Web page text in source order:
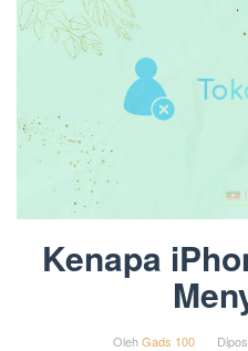
Kenapa
OlehGads 100